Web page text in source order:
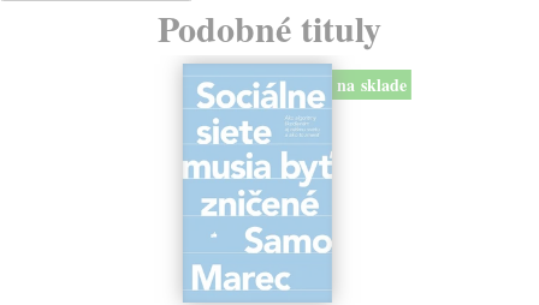
Podobné tituly
na sklade